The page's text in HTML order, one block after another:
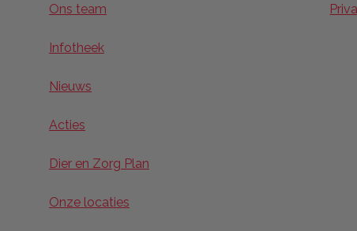
Ons team
Infotheek
Nieuws
Acties
Dier en Zorg Plan
Onze locaties